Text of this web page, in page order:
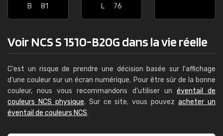
B
81
L
76
Voir NCS S 1510-B20G dans la vie réelle
C'est un risque de prendre une décision basée sur l'affichage
d'une couleur sur un écran numérique. Pour être sûr de la bonne
couleur, nous vous recommandons d'utiliser un éventail de
couleurs NCS physique. Sur ce site, vous pouvezacheter un
éventail de couleurs NCS.